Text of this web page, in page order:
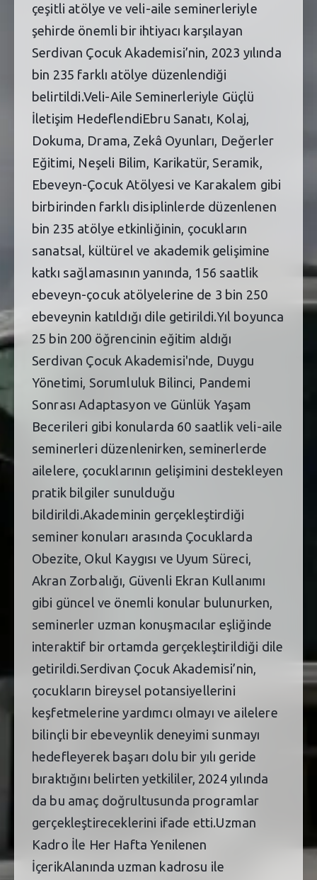
çeşitli atölye ve veli-aile seminerleriyle
şehirde önemli bir ihtiyacı karşılayan
Serdivan Çocuk Akademisi’nin, 2023 yılında
bin 235 farklı atölye düzenlendiği
belirtildi.Veli-Aile Seminerleriyle Güçlü
İletişim HedeflendiEbru Sanatı, Kolaj,
Dokuma, Drama, Zekâ Oyunları, Değerler
Eğitimi, Neşeli Bilim, Karikatür, Seramik,
Ebeveyn-Çocuk Atölyesi ve Karakalem gibi
birbirinden farklı disiplinlerde düzenlenen
bin 235 atölye etkinliğinin, çocukların
sanatsal, kültürel ve akademik gelişimine
katkı sağlamasının yanında, 156 saatlik
ebeveyn-çocuk atölyelerine de 3 bin 250
ebeveynin katıldığı dile getirildi.Yıl boyunca
25 bin 200 öğrencinin eğitim aldığı
Serdivan Çocuk Akademisi'nde, Duygu
Yönetimi, Sorumluluk Bilinci, Pandemi
Sonrası Adaptasyon ve Günlük Yaşam
Becerileri gibi konularda 60 saatlik veli-aile
seminerleri düzenlenirken, seminerlerde
ailelere, çocuklarının gelişimini destekleyen
pratik bilgiler sunulduğu
bildirildi.Akademinin gerçekleştirdiği
seminer konuları arasında Çocuklarda
Obezite, Okul Kaygısı ve Uyum Süreci,
Akran Zorbalığı, Güvenli Ekran Kullanımı
gibi güncel ve önemli konular bulunurken,
seminerler uzman konuşmacılar eşliğinde
interaktif bir ortamda gerçekleştirildiği dile
getirildi.Serdivan Çocuk Akademisi’nin,
çocukların bireysel potansiyellerini
keşfetmelerine yardımcı olmayı ve ailelere
bilinçli bir ebeveynlik deneyimi sunmayı
hedefleyerek başarı dolu bir yılı geride
bıraktığını belirten yetkililer, 2024 yılında
da bu amaç doğrultusunda programlar
gerçekleştireceklerini ifade etti.Uzman
Kadro İle Her Hafta Yenilenen
İçerikAlanında uzman kadrosu ile